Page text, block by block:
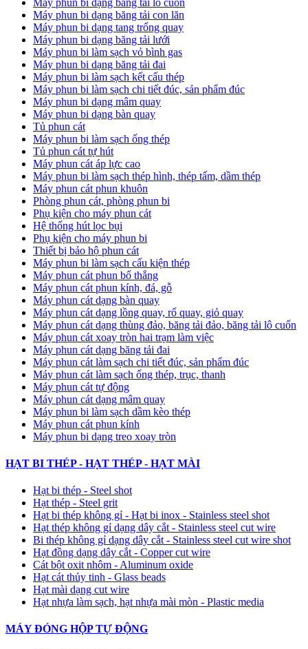
Máy phun bi dạng băng tải con lăn
Máy phun bi dạng tang trống quay
Máy phun bi dạng băng tải lưới
Máy phun bi làm sạch vỏ bình gas
Máy phun bi dạng băng tải đai
Máy phun bi làm sạch kết cấu thép
Máy phun bi làm sạch chi tiết đúc, sản phẩm đúc
Máy phun bi dạng mâm quay
Máy phun bi dạng bàn quay
Tủ phun cát
Máy phun bi làm sạch ống thép
Tủ phun cát tự hút
Máy phun cát áp lực cao
Máy phun bi làm sạch thép hình, thép tấm, dầm thép
Máy phun cát phun khuôn
Phòng phun cát, phòng phun bi
Phụ kiện cho máy phun cát
Hệ thống hút lọc bụi
Phụ kiện cho máy phun bi
Thiết bị bảo hộ phun cát
Máy phun bi làm sạch cấu kiện thép
Máy phun cát phun bố thắng
Máy phun cát phun kính, đá, gỗ
Máy phun cát dạng bàn quay
Máy phun cát dạng lồng quay, rổ quay, giỏ quay
Máy phun cát dạng thùng đảo, băng tải đảo, băng tải lô cuốn
Máy phun cát xoay tròn hai trạm làm việc
Máy phun cát dạng băng tải đai
​Máy phun cát làm sạch chi tiết đúc, sản phẩm đúc
Máy phun cát làm sạch ống thép, trục, thanh
Máy phun cát tự động
​Máy phun cát dạng mâm quay
Máy phun bi làm sạch dầm kèo thép
Máy phun cát phun kính
Máy phun bi dạng treo xoay tròn
HẠT BI THÉP - HẠT THÉP - HẠT MÀI
Hạt bi thép - Steel shot
Hạt thép - Steel grit
Hạt bi thép không gỉ - Hạt bi inox - Stainless steel shot
Hạt thép không gỉ dạng dây cắt - Stainless steel cut wire
Bi thép không gỉ dạng dây cắt - Stainless steel cut wire shot
Hạt đồng dạng dây cắt - Copper cut wire
Cát bột oxit nhôm - Aluminum oxide
Hạt cát thủy tinh - Glass beads
Hạt mài dạng cut wire
Hạt nhựa làm sạch, hạt nhựa mài mòn - Plastic media
MÁY ĐÓNG HỘP TỰ ĐỘNG